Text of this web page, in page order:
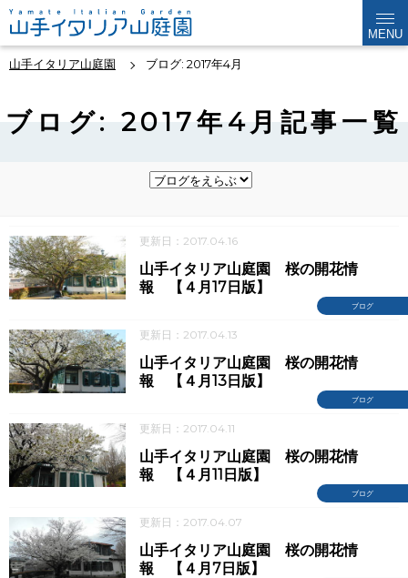
MENU
山手イタリア山庭園 ブログ: 2017年4月
ブログ: 2017年4月記事一覧
更新日：2017.04.16
ブログ
山手イタリア山庭園 桜の開花情
報 【４月17日版】
更新日：2017.04.13
ブログ
山手イタリア山庭園 桜の開花情
報 【４月13日版】
更新日：2017.04.11
ブログ
山手イタリア山庭園 桜の開花情
報 【４月11日版】
更新日：2017.04.07
山手イタリア山庭園 桜の開花情
報 【４月7日版】